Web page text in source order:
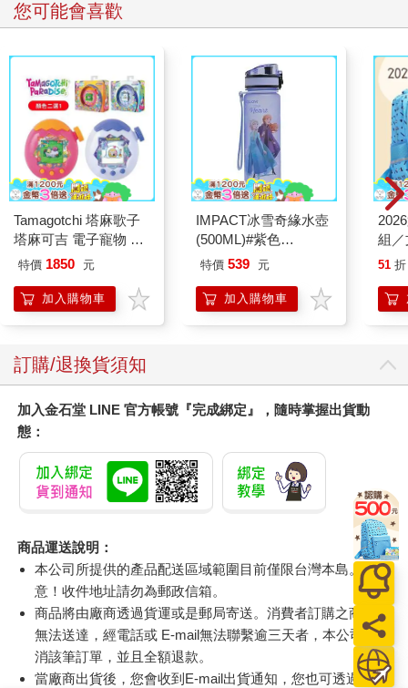
您可能會喜歡
Tamagotchi 塔麻歌子
塔麻可吉 電子寵物 樂
園系列（熱帶橙果／極
特價 1850 元
加入購物車
IMPACT冰雪奇緣水壺
(500ML)#紫色
IMDSB01PL
特價 539 元
加入購物車
組
51 折
訂購/退換貨須知
加入金石堂 LINE 官方帳號『完成綁定』，隨時掌握出貨動
態：
商品運送說明：
本公司所提供的產品配送區域範圍目前僅限台灣本島。注
意！收件地址請勿為郵政信箱。
商品將由廠商透過貨運或是郵局寄送。消費者訂購之商品若
無法送達，經電話或 E-mail無法聯繫逾三天者，本公司將取
消該筆訂單，並且全額退款。
當廠商出貨後，您會收到E-mail出貨通知，您也可透過【訂